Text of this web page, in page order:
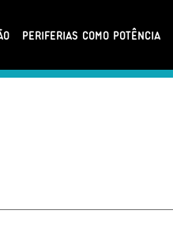
PERIFERIAS COMO POTÊNCIA